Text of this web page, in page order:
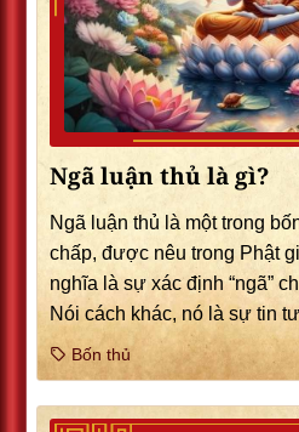
Ngã luận thủ là gì?
Ngã luận thủ là một trong
chấp, được nêu trong Phật
nghĩa là sự xác định “ngã”
Nói cách khác, nó là sự tin
Bốn thủ